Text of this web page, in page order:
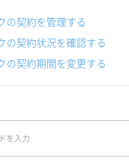
の契約を管理する
の契約状況を確認する
の契約期間を変更する